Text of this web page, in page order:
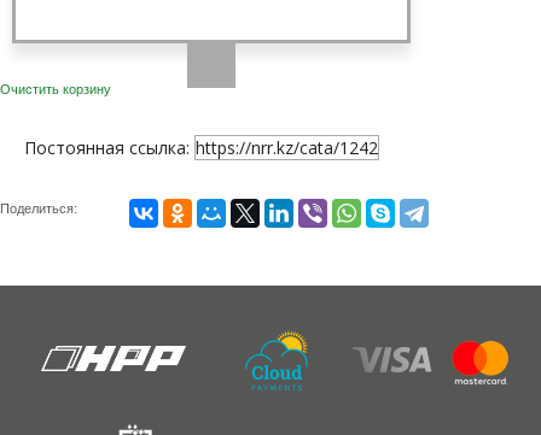
Очистить корзину
Постоянная ссылка: https://nrr.kz/cata/1242
Поделиться: